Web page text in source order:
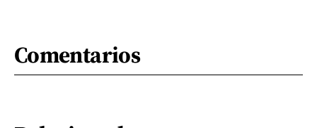
Comentarios